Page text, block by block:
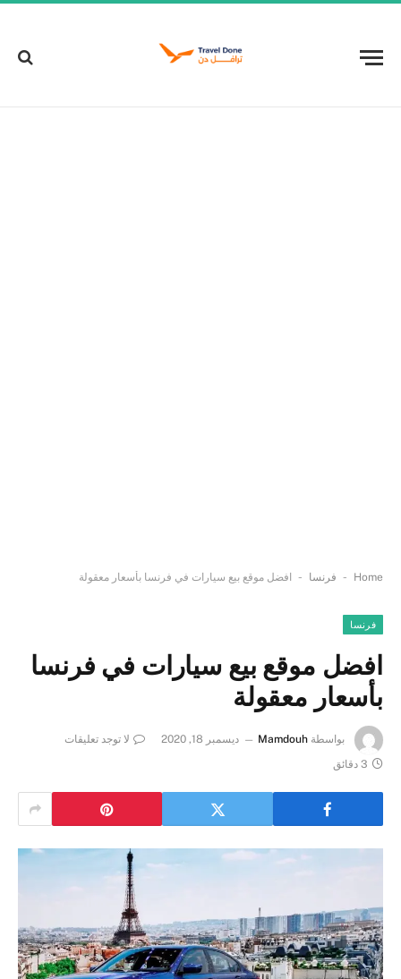
Home
- فرنسا - افضل موقع بيع سيارات في فرنسا بأسعار معقولة
فرنسا
افضل موقع بيع سيارات في فرنسا
بأسعار معقولة
بواسطة Mamdouh ديسمبر 18, 2020
لا توجد تعليقات
3 دقائق